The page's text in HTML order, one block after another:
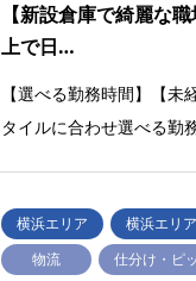
【新設倉庫で綺麗な
上で日…
【選べる勤務時間】【
タイルに合わせ選べる勤
横浜エリア 横浜エリ
物流
仕分け・ピ